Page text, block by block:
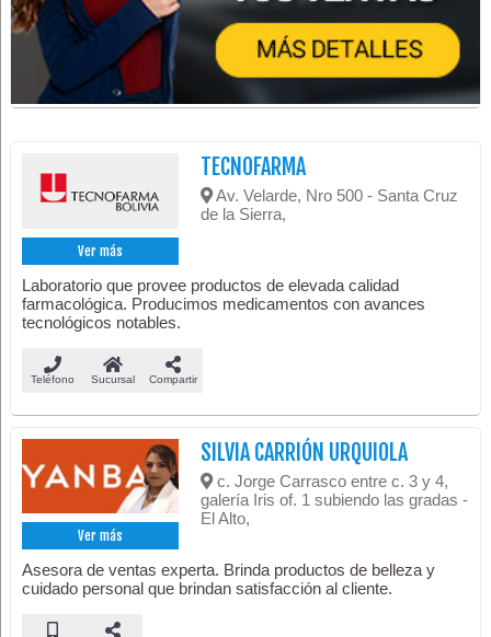
Ver más
TECNOFARMA
Av. Velarde, Nro 500 - Santa Cruz
de la Sierra,
Laboratorio que provee productos de elevada calidad
farmacológica. Producimos medicamentos con avances
tecnológicos notables.
Teléfono Sucursal Compartir
Ver más
SILVIA CARRIÓN URQUIOLA
c. Jorge Carrasco entre c. 3 y 4,
galería Iris of. 1 subiendo las gradas -
El Alto,
Asesora de ventas experta. Brinda productos de belleza y
cuidado personal que brindan satisfacción al cliente.